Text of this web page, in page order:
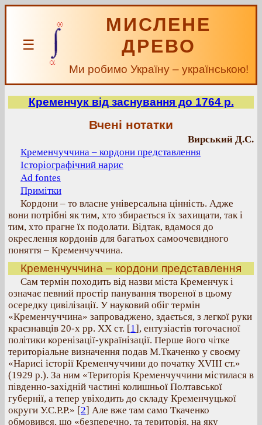
☰
МИСЛЕНЕ
ДРЕВО
Ми робимо Україну – українською!
Кременчук від заснування до 1764 р.
Вчені нотатки
Вирський Д.С.
Кременчуччина – кордони представлення
Історіографічний нарис
Ad fontes
Примітки
Кордони – то власне універсальна цінність. Адже
вони потрібні як тим, хто збирається їх захищати, так і
тим, хто прагне їх подолати. Відтак, вдамося до
окреслення кордонів для багатьох самоочевидного
поняття – Кременчуччина.
Кременчуччина – кордони представлення
Сам термін походить від назви міста Кременчук і
означає певний простір панування твореної в цьому
осередку цивілізації. У науковий обіг термін
«Кременчуччина» запроваджено, здається, з легкої руки
краєзнавців 20-х рр. ХХ ст. [1], ентузіастів тогочасної
політики коренізації-українізації. Перше його чітке
територіальне визначення подав М.Ткаченко у своєму
«Нарисі історії Кременчуччини до початку ХVIII ст.»
(1929 р.). За ним «Територія Кременчуччини містилася в
південно-західній частині колишньої Полтавської
губернії, а тепер увіходить до складу Кременчуцької
округи У.С.Р.Р.» [2] Але вже там само Ткаченко
обмовився, що «безперечно, та територія, на яку